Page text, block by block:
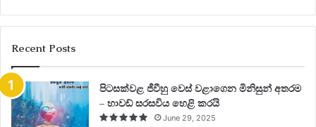
Recent Posts
පිටසක්වළ ජීවීහු වෙස් වළාගෙන මිනිසුන් අතරම
– හාවඩ් සරසවිය හෙළි කරයි
June 29, 2025